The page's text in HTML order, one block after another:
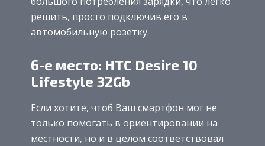
решить, просто подключив его в
автомобильную розетку.
6-е место: HTC Desire 10
Lifestyle 32Gb
Если хотите, чтоб Ваш смартфон мог не
только помогать в ориентировании на
местности, но и в целом соответствовал